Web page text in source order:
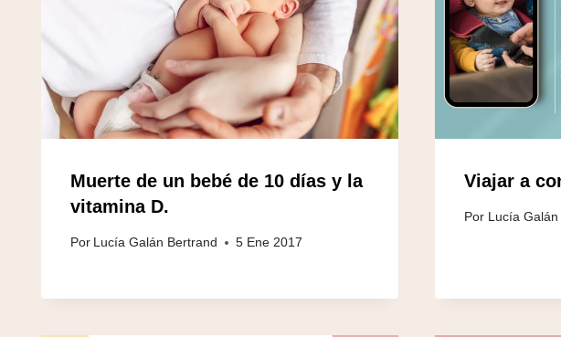
Muerte de un bebé de 10 días y la
vitamina D.
Por Lucía Galán Bertrand 5 Ene 2017
Viajar a
Por Lucía